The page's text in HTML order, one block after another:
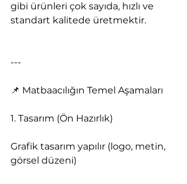
gibi ürünleri çok sayıda, hızlı ve
standart kalitede üretmektir.
---
📌 Matbaacılığın Temel Aşamaları
1. Tasarım (Ön Hazırlık)
Grafik tasarım yapılır (logo, metin,
görsel düzeni)